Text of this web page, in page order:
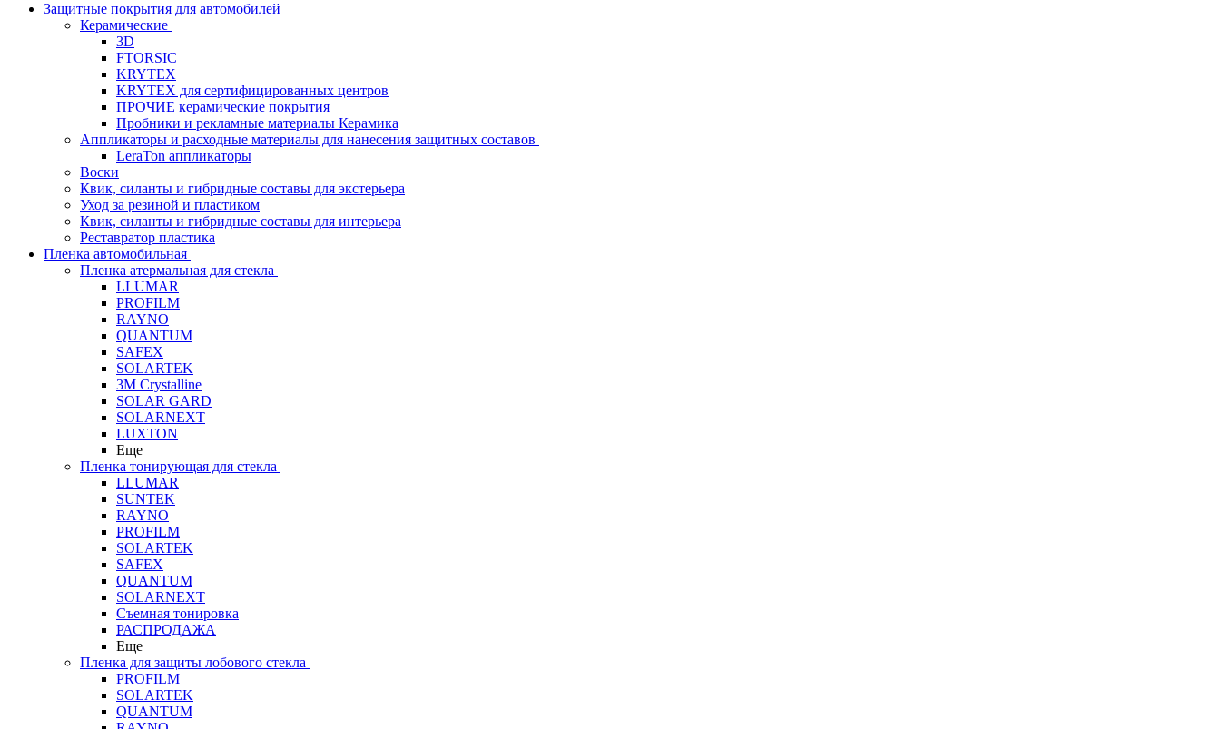
Защитные покрытия для автомобилей
Керамические
3D
FTORSIC
KRYTEX
KRYTEX для сертифицированных центров
ПРОЧИЕ керамические покрытия
Пробники и рекламные материалы Керамика
Аппликаторы и расходные материалы для нанесения защитных составов
LeraTon аппликаторы
Воски
Квик, силанты и гибридные составы для экстерьера
Уход за резиной и пластиком
Квик, силанты и гибридные составы для интерьера
Реставратор пластика
Пленка автомобильная
Пленка атермальная для стекла
LLUMAR
PROFILM
RAYNO
QUANTUM
SAFEX
SOLARTEK
3M Crystalline
SOLAR GARD
SOLARNEXT
LUXTON
Еще
Пленка тонирующая для стекла
LLUMAR
SUNTEK
RAYNO
PROFILM
SOLARTEK
SAFEX
QUANTUM
SOLARNEXT
Съемная тонировка
РАСПРОДАЖА
Еще
Пленка для защиты лобового стекла
PROFILM
SOLARTEK
QUANTUM